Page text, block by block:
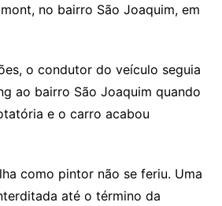
no bairro São Joaquim, em
o condutor do veículo seguia
ao bairro São Joaquim quando
e o carro acabou
como pintor não se feriu. Uma
até o término da